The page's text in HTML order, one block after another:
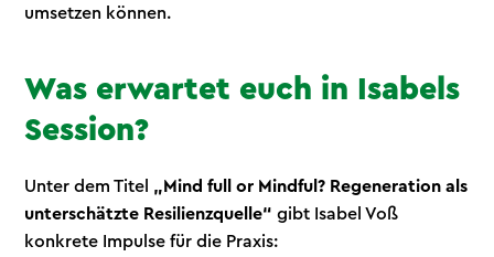
umsetzen können.
Was erwartet euch in Isabels
Session?
Unter dem Titel „Mind full or Mindful? Regeneration als
unterschätzte Resilienzquelle“ gibt Isabel Voß
konkrete Impulse für die Praxis: